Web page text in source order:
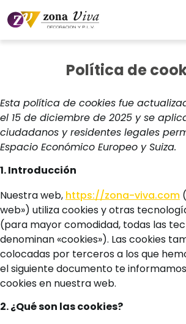
Política de
Esta política de cookies fue
el 15 de diciembre de 2025 y se
ciudadanos y residentes legales
Espacio Económico Europeo y Suiza.
1. Introducción
Nuestra web, https://zona-viva.com
web») utiliza cookies y otras
(para mayor comodidad, todas las
denominan «cookies»). Las cookies
colocadas por terceros a los que
el siguiente documento te
cookies en nuestra web.
2. ¿Qué son las cookies?